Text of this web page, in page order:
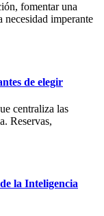
fomentar una
imperante
de elegir
centraliza las
Reservas,
la Inteligencia